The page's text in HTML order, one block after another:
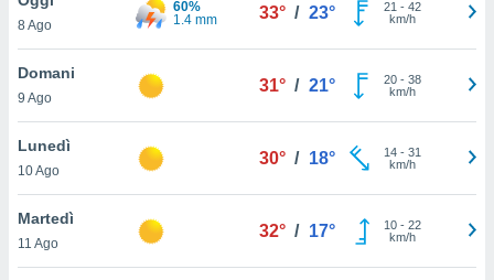
è
al sito
di
ci
di
il
8 Ago
60%
1.4 mm
33° / 23° 21 - 42
km/h
Domani
9 Ago
31° / 21° 20- 38
km/h
Lunedì
10 Ago
30° / 18° 14- 31
km/h
Martedì
11 Ago
32° / 17° 10- 22
km/h